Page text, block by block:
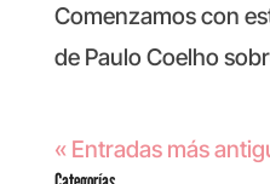
Comenzamos con
de Paulo Coelho
« Entradas más